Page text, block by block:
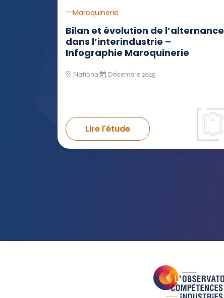
Maroquinerie
Bilan et évolution de l’alternance
dans l’interindustrie –
Infographie Maroquinerie
National Décembre 2025
Lire l'étude